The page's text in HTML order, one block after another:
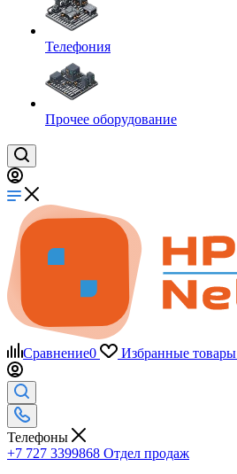
Телефония
Прочее оборудование
Сравнение0 Избранные товары
Телефоны
+7 727 3399868 Отдел продаж